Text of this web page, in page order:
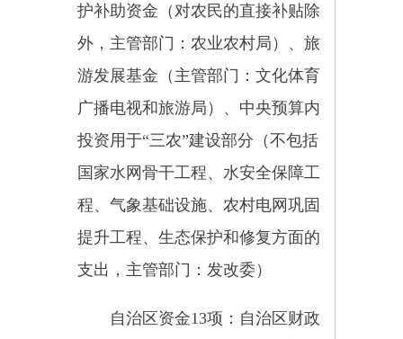
区畜牧业生产发展资金（主管部
门：畜牧兽医局）、自治区农业技
术推广与服务补助资金（主管部
门：农业农村局）、自治区林业补
助资金（林草局）、自治区农田建
设补助资金（主管部门：农业农村
局）、农村危房改造补助资金（主
管部门：住房和城乡建设局）、自